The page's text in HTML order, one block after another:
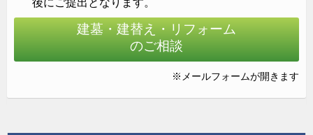
すっきりとした美しさを表現するため石材へ効果的に
後にご提出となります。
建墓・建替え・リフォーム
のご相談
※メールフォームが開きます